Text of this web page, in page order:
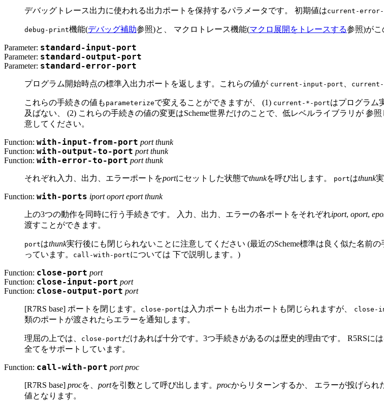
デバッグトレース出力に使われる出力ポートを保持するパラメータです。 初期値はcurrent-
debug-print機能(デバッグ補助参照)と、 マクロトレース機能(マクロ展開をトレースする参照)がこ
Parameter: standard-input-port
Parameter: standard-output-port
Parameter: standard-error-port
プログラム開始時点の標準入出力ポートを返します。これらの値が current-input-port
これらの手続きの値も parameterizeで変えることができますが、 (1) current-*-portはプログラム
及ばない、 (2) これらの手続きの値の変更はScheme世界だけのことで、低レベルライブラリが
意してください。
Function: with-input-from-port port thunk
Function: with-output-to-port port thunk
Function: with-error-to-port port thunk
それぞれ入力、出力、エラーポートをportにセットした状態でthunkを呼び出します。 portはthunk
Function: with-ports iport oport eport thunk
上の3つの動作を同時に行う手続きです。 入力、出力、エラーの各ポートをそれぞれiport, oport,
渡すことができます。
portはthunk実行後にも閉じられないことに注意してください (最近のScheme標準は良く似た名前の
っています。
call-with-portについては 下で説明します。)
Function: close-port port
Function: close-input-port port
Function: close-output-port port
[R7RS base] ポートを閉じます。 close-portは入力ポートも出力ポートも閉じられますが、 close-
類のポートが渡されたらエラーを通知します。
理屈の上では、 close-portだけあれば十分です。3つ手続きがあるのは歴史的理由です。 R5RSには
全てをサポートしています。
Function: call-with-port port proc
[R7RS base] procを、 portを引数として呼び出します。 procからリターンするか、 エラーが投げられ
値となります。